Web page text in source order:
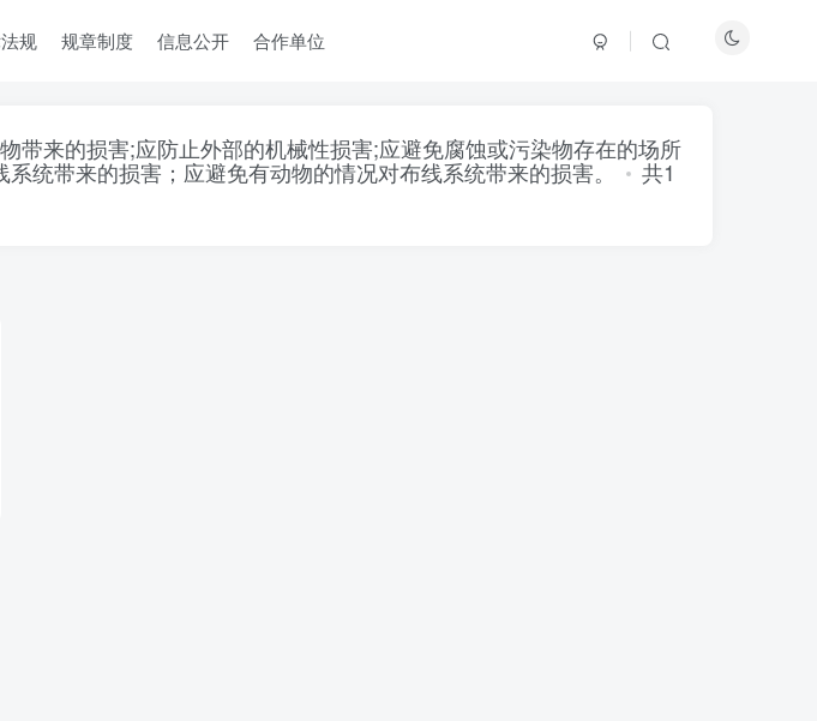
规 规章制度 信息公开 合作单位
带来的损害;应防止外部的机械性损害;应避免腐蚀或污染物存在的场所
统带来的损害；应避免有动物的情况对布线系统带来的损害。 共1